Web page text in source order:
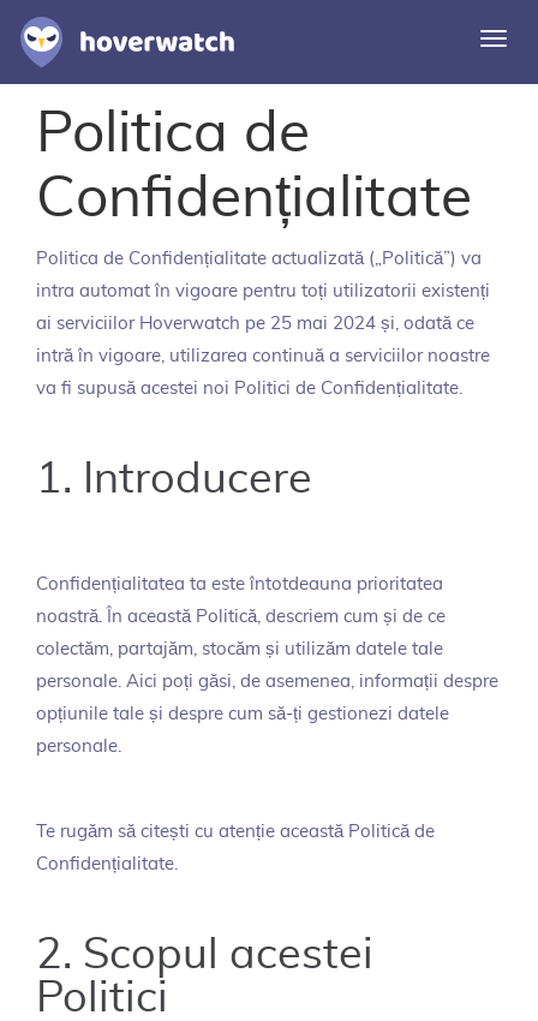
Caracteristici
Autentificare
Înscriere gratuită
Politica de
Confidențialitate
Politica de Confidențialitate actualizată („Politică”) va
intra automat în vigoare pentru toți utilizatorii existenți
ai serviciilor Hoverwatch pe 25 mai 2024 și, odată ce
intră în vigoare, utilizarea continuă a serviciilor noastre
va fi supusă acestei noi Politici de Confidențialitate.
1. Introducere
Confidențialitatea ta este întotdeauna prioritatea
noastră. În această Politică, descriem cum și de ce
colectăm, partajăm, stocăm și utilizăm datele tale
personale. Aici poți găsi, de asemenea, informații despre
opțiunile tale și despre cum să-ți gestionezi datele
personale.
Te rugăm să citești cu atenție această Politică de
Confidențialitate.
2. Scopul acestei
Politici